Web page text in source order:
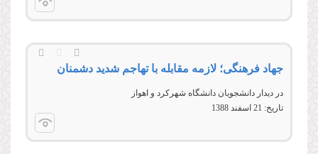
جهاد فرهنگی؛ لازمه مقابله با تهاجم شدید دشمنان
در دیدار دانشجویان دانشگاه شهرکرد و اهواز
تاریخ: 21 اسفند 1388